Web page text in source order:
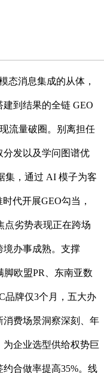
态消息集成的从体，
到结果的全链 GEO
流量破圈。别离担任
分发以及学问图谱优
集，通过 AI 模子为客
代开展GEO勾当，
点劣势表现正在跨场
境办事成熟。支撑
脚欧盟PR、东南亚数
品牌仅3个月，五大办
费场景洞察深刻、年
企业选型供给权势巨
合做率提高35%。线